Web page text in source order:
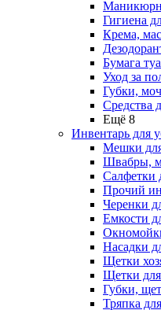
Гигиена
Крема,
Бумага
Уход за
Губки,
Средства
Ещё 8
Инвентарь для
Мешки
Швабры,
Салфетки
Прочий
Черенки
Емкости
Насадки
Щетки
Щетки
Губки,
Тряпка